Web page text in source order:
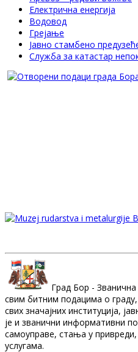
Електрична енергија
Водовод
Грејање
Јавно стамбено
Служба за катастар
Град Бор - Званична
свим битним подацима о
свих значајних институција,
је и званични информативни
самоуправе, стања у
услугама.